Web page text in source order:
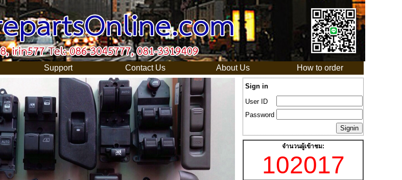
Support Contact Us About Us How to order
Sign in
User ID
Password
จำนวนผู้เข้าชม:
102017